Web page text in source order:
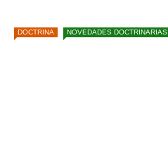
DOCTRINA NOVEDADES DOCTRINARIAS